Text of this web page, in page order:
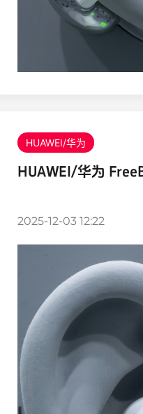
HUAWEI/华为
HUAWEI/华为
2025-12-03 12:22